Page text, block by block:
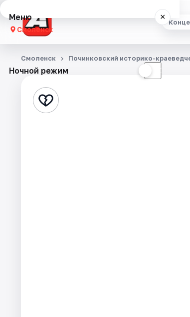
Меню ×
Смоленск
Концерты
Стендап
Ночной режим ☾
Смоленск Починковский историко-